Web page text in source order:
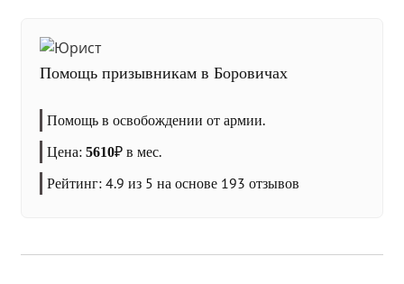
Помощь призывникам в Боровичах
Помощь в освобождении от армии.
Цена: 5610₽ в мес.
Рейтинг: 4.9 из 5 на основе 193 отзывов